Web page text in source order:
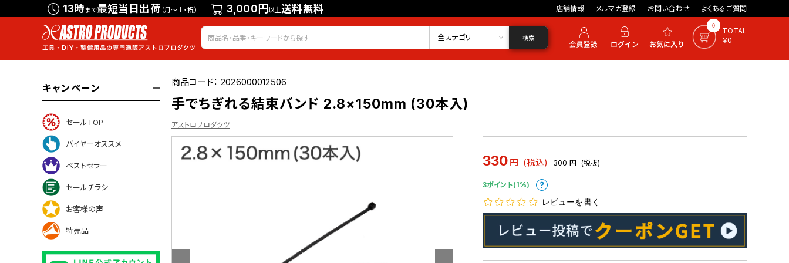
13時まで最短当日出荷 （月～土・祝） 3,000円以上送料無料 店舗情報 メルマガ登録 お問い合わせ よくあるご質問
会員登録 ログイン お気に入り 0
TOTAL
￥0
全カテゴリ 検索
キャンペーン
セールTOP
バイヤーオススメ
ベストセラー
セールチラシ
お客様の声
特売品
商品コード：2026000012506
手でちぎれる結束バンド 2.8×150mm (30本入)
アストロプロダクツ
330 円 (税込) 300 円 (税抜)
3ポイント(1%)
レビューを書く